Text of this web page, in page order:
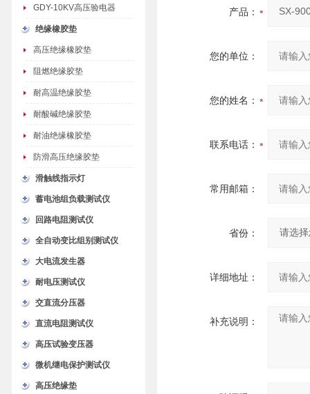
GDY-10KV高压验电器
绝缘橡胶垫
高压绝缘橡胶垫
阻燃绝缘胶垫
耐高温绝缘胶垫
耐酸碱绝缘胶垫
耐油绝缘橡胶垫
防滑高压绝缘胶垫
滑触线指示灯
蓄电池组负载测试仪
回路电阻测试仪
全自动变比组别测试仪
大电流发生器
耐电压测试仪
交直流分压器
直流电阻测试仪
高压试验变压器
微机继电保护测试仪
高压绝缘垫
产品：
您的单位：
您的姓名：
联系电话：
常用邮箱：
省份：
详细地址：
补充说明：